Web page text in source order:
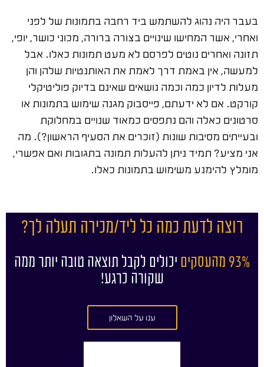
בעבר היה נהוג להשתמש ביד רחבה בתמונות של לפני
ואחרי, אשר המחישו שינויים בצורה ברורה, מכוני כושר, יופי,
תזונה ואחרים נוטים לפרסם לא מעט תמונות כאלו. אבל
למעשה, אין באמת דרך לאמת את האותנטיות שלהן והן
מעלות לדיון כמה וכמה נושאים שאינם בדיוק פוליטיקלי
קורקט. אם לא ידעתם, פייסבוק מגנה שימוש בתמונות או
סרטונים כאלה והם נתפסים כמאוד שנויים במחלוקת
ובעייתים מסיבות שונות (זוכרים את הסעיף הראשון?). מה
אני מציע? תמיד ניתן להעלות תמונה בתגובות ואם אפשרי,
מומלץ להימנע משימוש בתמונות כאלו.
רוצה לדעת כמה כל ליד/מכירה תעלה לך?
93% מהעסקים
יכולים לקבל תוצאה טובה יותר ממה
שקורה כרגע!
ענו על השאלון